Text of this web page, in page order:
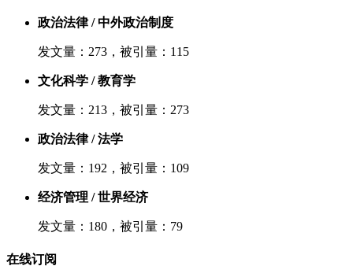
政治法律 / 中外政治制度
发文量：273，被引量：115
文化科学 / 教育学
发文量：213，被引量：273
政治法律 / 法学
发文量：192，被引量：109
经济管理 / 世界经济
发文量：180，被引量：79
在线订阅